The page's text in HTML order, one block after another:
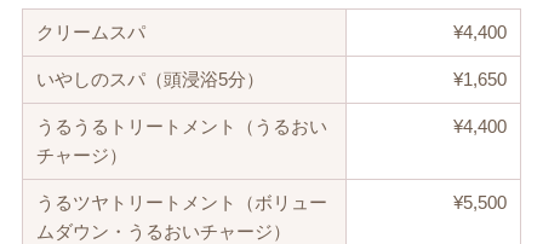
クリームスパ ¥4,400
いやしのスパ（頭浸浴5分） ¥1,650
うるうるトリートメント（うるおい
チャージ）
¥4,400
うるツヤトリートメント（ボリュー
ムダウン・うるおいチャージ）
¥5,500